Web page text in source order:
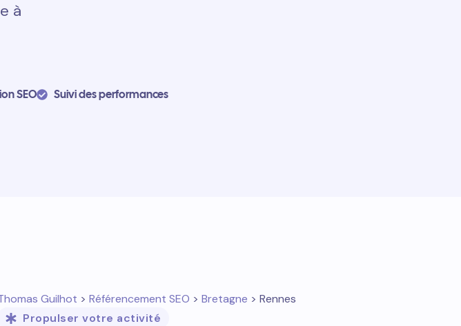
à
SEO Suivi des performances
Guilhot > Référencement SEO > Bretagne > Rennes
Propulser votre activité